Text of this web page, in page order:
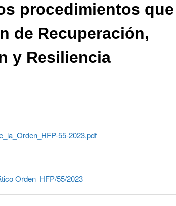
procedimientos que
de Recuperación,
y Resiliencia
55-2023.pdf
Orden_HFP/55/2023